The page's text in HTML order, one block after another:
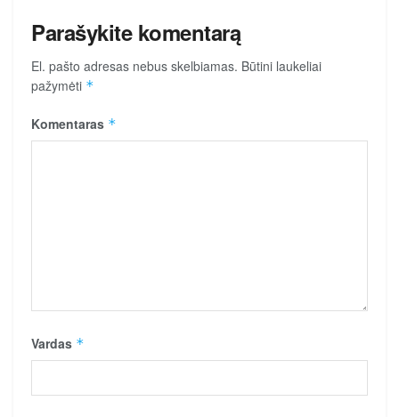
Parašykite komentarą
El. pašto adresas nebus skelbiamas. Būtini laukeliai
pažymėti *
Komentaras *
Vardas *